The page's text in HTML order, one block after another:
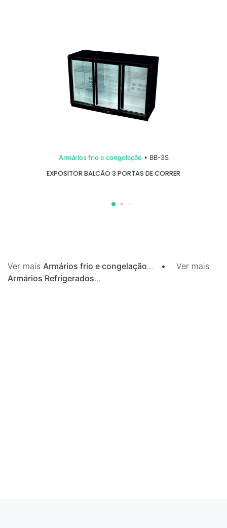
Armários frio e congelação • BB-3S
EXPOSITOR BALCÃO 3 PORTAS DE CORRER
Ver mais Armários frio e congelação... • Ver mais
Armários Refrigerados...